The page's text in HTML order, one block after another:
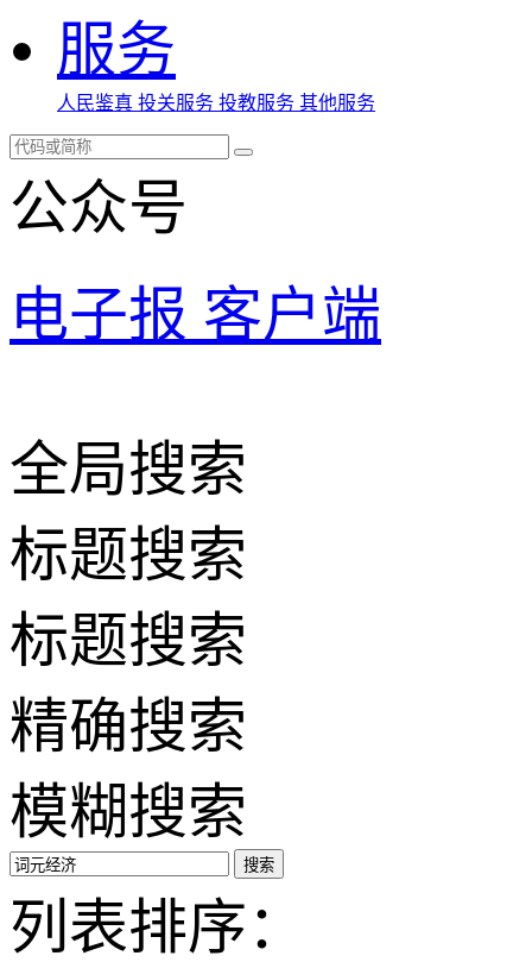
服务
人民鉴真 投关服务 投教服务 其他服务
公众号
电子报 客户端
全局搜索
标题搜索
标题搜索
精确搜索
模糊搜索
搜索
列表排序：